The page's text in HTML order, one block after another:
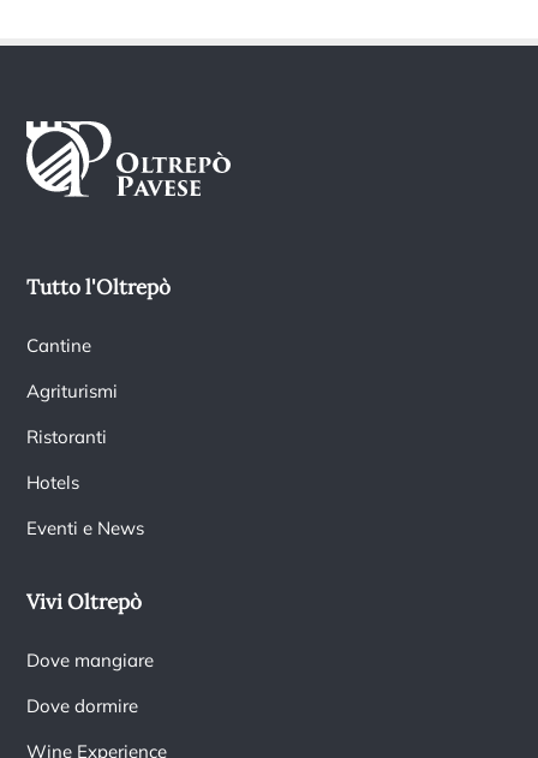
Tutto l'Oltrepò
Cantine
Agriturismi
Ristoranti
Hotels
Eventi e News
Vivi Oltrepò
Dove mangiare
Dove dormire
Wine Experience